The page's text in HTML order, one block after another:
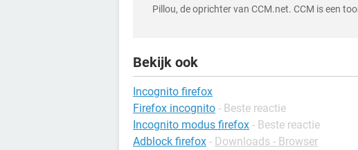
Pillou, de oprichter van CCM.net. CCM is een
Bekijk ook
Incognito firefox
Firefox incognito - Beste reactie
Incognito modus firefox - Beste reactie
Adblock firefox - Downloads - Browser